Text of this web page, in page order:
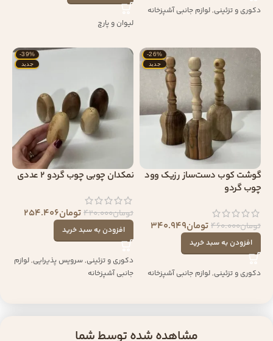
دکوری و تزئینی,لوازم جانبی آشپزخانه
لیوان و پارچ
-26%
جدید
گوشت کوب دست‌ساز رزیک وود
چوب گردو
تومان460.000تومان340.949
افزودن به سبد خرید
دکوری و تزئینی,لوازم جانبی آشپزخانه
-39%
جدید
نمکدان چوبی چوب گردو 2 عددی
تومان420.000تومان254.406
افزودن به سبد خرید
دکوری و تزئینی,سرویس پذیرایی,لوازم
جانبی آشپزخانه
مشاهده شده توسط شما